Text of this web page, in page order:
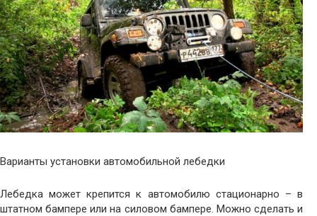
Варианты установки автомобильной лебедки
Лебедка может крепится к автомобилю стационарно – в
штатном бампере или на силовом бампере. Можно сделать и